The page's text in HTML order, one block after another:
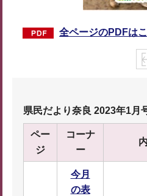
全ページのPDFは
県民だより奈良 2023年1月
ペー
ジ
コーナ
ー
今月
の表